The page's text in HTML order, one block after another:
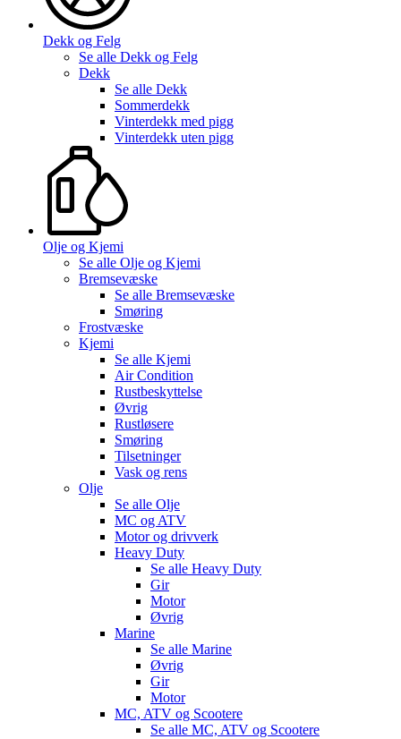
Dekk og Felg
Se alle Dekk og Felg
Dekk
Se alle Dekk
Sommerdekk
Vinterdekk med pigg
Vinterdekk uten pigg
Olje og Kjemi
Se alle Olje og Kjemi
Bremsevæske
Se alle Bremsevæske
Smøring
Frostvæske
Kjemi
Se alle Kjemi
Air Condition
Rustbeskyttelse
Øvrig
Rustløsere
Smøring
Tilsetninger
Vask og rens
Olje
Se alle Olje
MC og ATV
Motor og drivverk
Heavy Duty
Se alle Heavy Duty
Gir
Motor
Øvrig
Marine
Se alle Marine
Øvrig
Gir
Motor
MC, ATV og Scootere
Se alle MC, ATV og Scootere